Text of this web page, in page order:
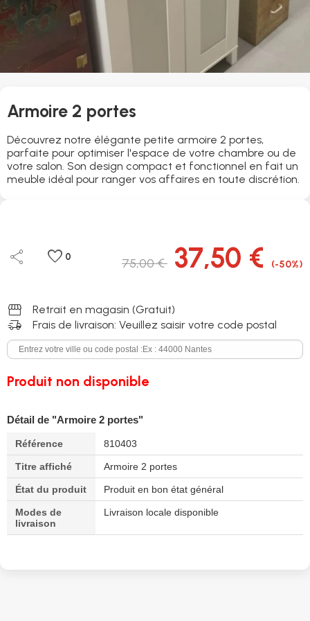
Armoire 2 portes
Découvrez notre élégante petite armoire 2 portes,
parfaite pour optimiser l'espace de votre chambre ou de
votre salon. Son design compact et fonctionnel en fait un
meuble idéal pour ranger vos affaires en toute discrétion.
share favorite 0 75,00 € 37,50 € (-50%)
storefront Retrait en magasin (Gratuit)
delivery_truck_speed Frais de livraison: Veuillez saisir votre code postal
Produit non disponible
Détail de "Armoire 2 portes"
Référence 810403
Titre affiché Armoire 2 portes
État du produit Produit en bon état général
Modes de
livraison
Livraison locale disponible